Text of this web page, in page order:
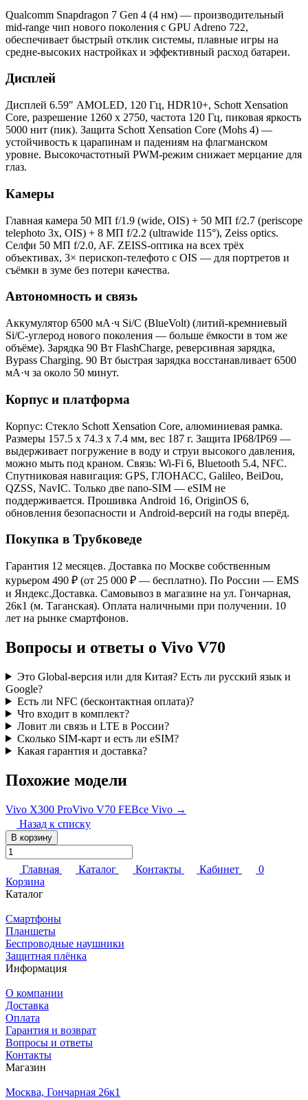
Qualcomm Snapdragon 7 Gen 4 (4 нм) — производительный
mid-range чип нового поколения с GPU Adreno 722,
обеспечивает быстрый отклик системы, плавные игры на
средне-высоких настройках и эффективный расход батареи.
Дисплей
Дисплей 6.59″ AMOLED, 120 Гц, HDR10+, Schott Xensation
Core, разрешение 1260 x 2750, частота 120 Гц, пиковая яркость
5000 нит (пик). Защита Schott Xensation Core (Mohs 4) —
устойчивость к царапинам и падениям на флагманском
уровне. Высокочастотный PWM-режим снижает мерцание для
глаз.
Камеры
Главная камера 50 МП f/1.9 (wide, OIS) + 50 МП f/2.7 (periscope
telephoto 3x, OIS) + 8 МП f/2.2 (ultrawide 115°), Zeiss optics.
Селфи 50 МП f/2.0, AF. ZEISS-оптика на всех трёх
объективах, 3× перископ-телефото с OIS — для портретов и
съёмки в зуме без потери качества.
Автономность и связь
Аккумулятор 6500 мА·ч Si/C (BlueVolt) (литий-кремниевый
Si/C-углерод нового поколения — больше ёмкости в том же
объёме). Зарядка 90 Вт FlashCharge, реверсивная зарядка,
Bypass Charging. 90 Вт быстрая зарядка восстанавливает 6500
мА·ч за около 50 минут.
Корпус и платформа
Корпус: Стекло Schott Xensation Core, алюминиевая рамка.
Размеры 157.5 x 74.3 x 7.4 мм, вес 187 г. Защита IP68/IP69 —
выдерживает погружение в воду и струи высокого давления,
можно мыть под краном. Связь: Wi-Fi 6, Bluetooth 5.4, NFC.
Спутниковая навигация: GPS, ГЛОНАСС, Galileo, BeiDou,
QZSS, NavIC. Только две nano-SIM — eSIM не
поддерживается. Прошивка Android 16, OriginOS 6,
обновления безопасности и Android-версий на годы вперёд.
Покупка в Трубковеде
Гарантия 12 месяцев. Доставка по Москве собственным
курьером 490 ₽ (от 25 000 ₽ — бесплатно). По России — EMS
и Яндекс.Доставка. Самовывоз в магазине на ул. Гончарная,
26к1 (м. Таганская). Оплата наличными при получении. 10
лет на рынке смартфонов.
Вопросы и ответы о Vivo V70
Это Global-версия или для Китая? Есть ли русский язык и
Google?
Есть ли NFC (бесконтактная оплата)?
Что входит в комплект?
Ловит ли связь и LTE в России?
Сколько SIM-карт и есть ли eSIM?
Какая гарантия и доставка?
Похожие модели
Vivo X300 ProVivo V70 FEВсе Vivo →
Назад к списку
В корзину
Главная Каталог Контакты Кабинет
0
Корзина
Каталог
Смартфоны
Планшеты
Беспроводные наушники
Защитная плёнка
Информация
О компании
Доставка
Оплата
Гарантия и возврат
Вопросы и ответы
Контакты
Магазин
Москва, Гончарная 26к1